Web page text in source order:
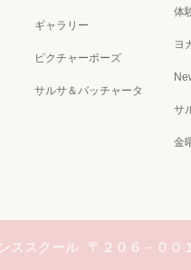
ギャラリー
ピクチャーポーズ
サルサ＆バッチャータ
体
ヨ
サ
金
ススクール 〒２０６－０